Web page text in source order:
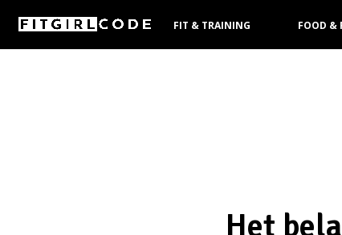
FIT & TRAINING FOOD &
Het